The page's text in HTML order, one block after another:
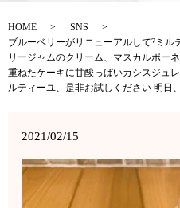
HOME
SNS
ブルーベリーがリニューアルして?ミ
リージャムのクリーム、マスカルポー
重ねたケーキに甘酸っぱいカシスジュ
ルティーユ、是非お試しください 明日
2021/02/15